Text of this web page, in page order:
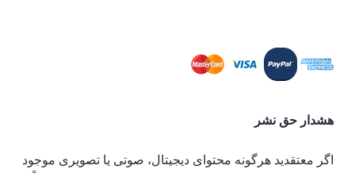
هشدار حق نشر
اگر معتقدید هرگونه محتوای دیجیتال، صوتی یا تصویری موجود